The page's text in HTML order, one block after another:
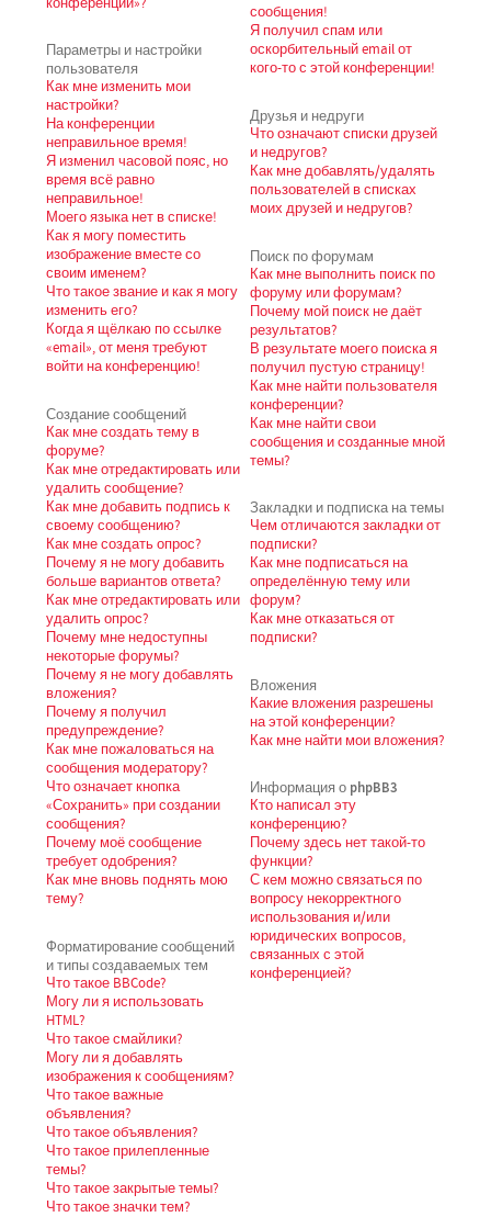
Параметры и настройки
пользователя
Как мне изменить мои
настройки?
На конференции
неправильное время!
Я изменил часовой пояс, но
время всё равно
неправильное!
Моего языка нет в списке!
Как я могу поместить
изображение вместе со
своим именем?
Что такое звание и как я могу
изменить его?
Когда я щёлкаю по ссылке
«email», от меня требуют
войти на конференцию!
Создание сообщений
Как мне создать тему в
форуме?
Как мне отредактировать или
удалить сообщение?
Как мне добавить подпись к
своему сообщению?
Как мне создать опрос?
Почему я не могу добавить
больше вариантов ответа?
Как мне отредактировать или
удалить опрос?
Почему мне недоступны
некоторые форумы?
Почему я не могу добавлять
вложения?
Почему я получил
предупреждение?
Как мне пожаловаться на
сообщения модератору?
Что означает кнопка
«Сохранить» при создании
сообщения?
Почему моё сообщение
требует одобрения?
Как мне вновь поднять мою
тему?
Форматирование сообщений
и типы создаваемых тем
Что такое BBCode?
Могу ли я использовать
HTML?
Что такое смайлики?
Могу ли я добавлять
изображения к сообщениям?
Что такое важные
объявления?
Что такое объявления?
Что такое прилепленные
темы?
Что такое закрытые темы?
Что такое значки тем?
сообщения!
Я получил спам или
оскорбительный email от
кого-то с этой конференции!
Друзья и недруги
Что означают списки друзей
и недругов?
Как мне добавлять/удалять
пользователей в списках
моих друзей и недругов?
Поиск по форумам
Как мне выполнить поиск по
форуму или форумам?
Почему мой поиск не даёт
результатов?
В результате моего поиска я
получил пустую страницу!
Как мне найти пользователя
конференции?
Как мне найти свои
сообщения и созданные мной
темы?
Закладки и подписка на темы
Чем отличаются закладки от
подписки?
Как мне подписаться на
определённую тему или
форум?
Как мне отказаться от
подписки?
Вложения
Какие вложения разрешены
на этой конференции?
Как мне найти мои вложения?
Информация о phpBB3
Кто написал эту
конференцию?
Почему здесь нет такой-то
функции?
С кем можно связаться по
вопросу некорректного
использования и/или
юридических вопросов,
связанных с этой
конференцией?